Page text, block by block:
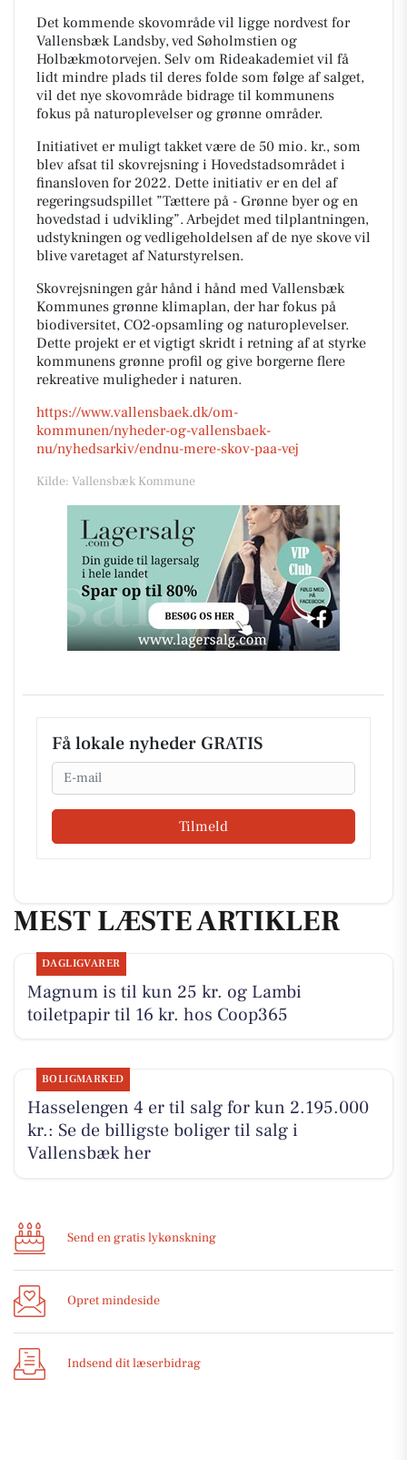
Det kommende skovområde vil ligge nordvest for
Vallensbæk Landsby, ved Søholmstien og
Holbækmotorvejen. Selv om Rideakademiet vil få
lidt mindre plads til deres folde som følge af salget,
vil det nye skovområde bidrage til kommunens
fokus på naturoplevelser og grønne områder.
Initiativet er muligt takket være de 50 mio. kr., som
blev afsat til skovrejsning i Hovedstadsområdet i
finansloven for 2022. Dette initiativ er en del af
regeringsudspillet ”Tættere på - Grønne byer og en
hovedstad i udvikling”. Arbejdet med tilplantningen,
udstykningen og vedligeholdelsen af de nye skove vil
blive varetaget af Naturstyrelsen.
Skovrejsningen går hånd i hånd med Vallensbæk
Kommunes grønne klimaplan, der har fokus på
biodiversitet, CO2-opsamling og naturoplevelser.
Dette projekt er et vigtigt skridt i retning af at styrke
kommunens grønne profil og give borgerne flere
rekreative muligheder i naturen.
https://www.vallensbaek.dk/om-
kommunen/nyheder-og-vallensbaek-
nu/nyhedsarkiv/endnu-mere-skov-paa-vej
Kilde: Vallensbæk Kommune
Få lokale nyheder GRATIS
Email
Tilmeld
MEST LÆSTE ARTIKLER
DAGLIGVARER
Magnum is til kun 25 kr. og Lambi
toiletpapir til 16 kr. hos Coop365
BOLIGMARKED
Hasselengen 4 er til salg for kun 2.195.000
kr.: Se de billigste boliger til salg i
Vallensbæk her
Send en gratis lykønskning
Opret mindeside
Indsend dit læserbidrag